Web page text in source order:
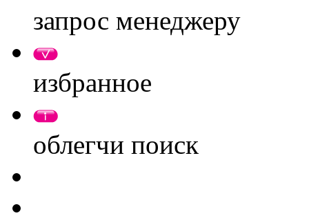
запрос менеджеру
избранное
облегчи поиск